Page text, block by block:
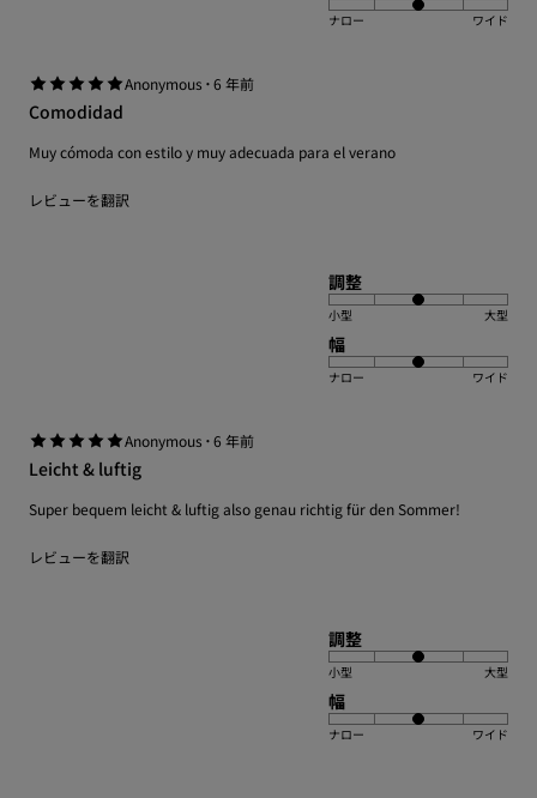
ナロー ワイド
Anonymous ·6 年前
Comodidad
Muy cómoda con estilo y muy adecuada para el verano
レビューを翻訳
調整
小型 大型
幅
ナロー ワイド
Anonymous ·6 年前
Leicht & luftig
Super bequem leicht & luftig also genau richtig für den Sommer!
レビューを翻訳
調整
小型 大型
幅
ナロー ワイド